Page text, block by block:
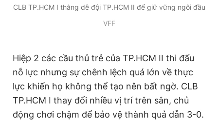
CLB TP.HCM I thắng dễ đội TP.HCM II để giữ vững ngôi đầu
VFF
Hiệp 2 các cầu thủ trẻ của TP.HCM II thi đấu
nỗ lực nhưng sự chênh lệch quá lớn về thực
lực khiến họ không thể tạo nên bất ngờ. CLB
TP.HCM I thay đổi nhiều vị trí trên sân, chủ
động chơi chậm để bảo vệ thành quả dẫn 3-0.